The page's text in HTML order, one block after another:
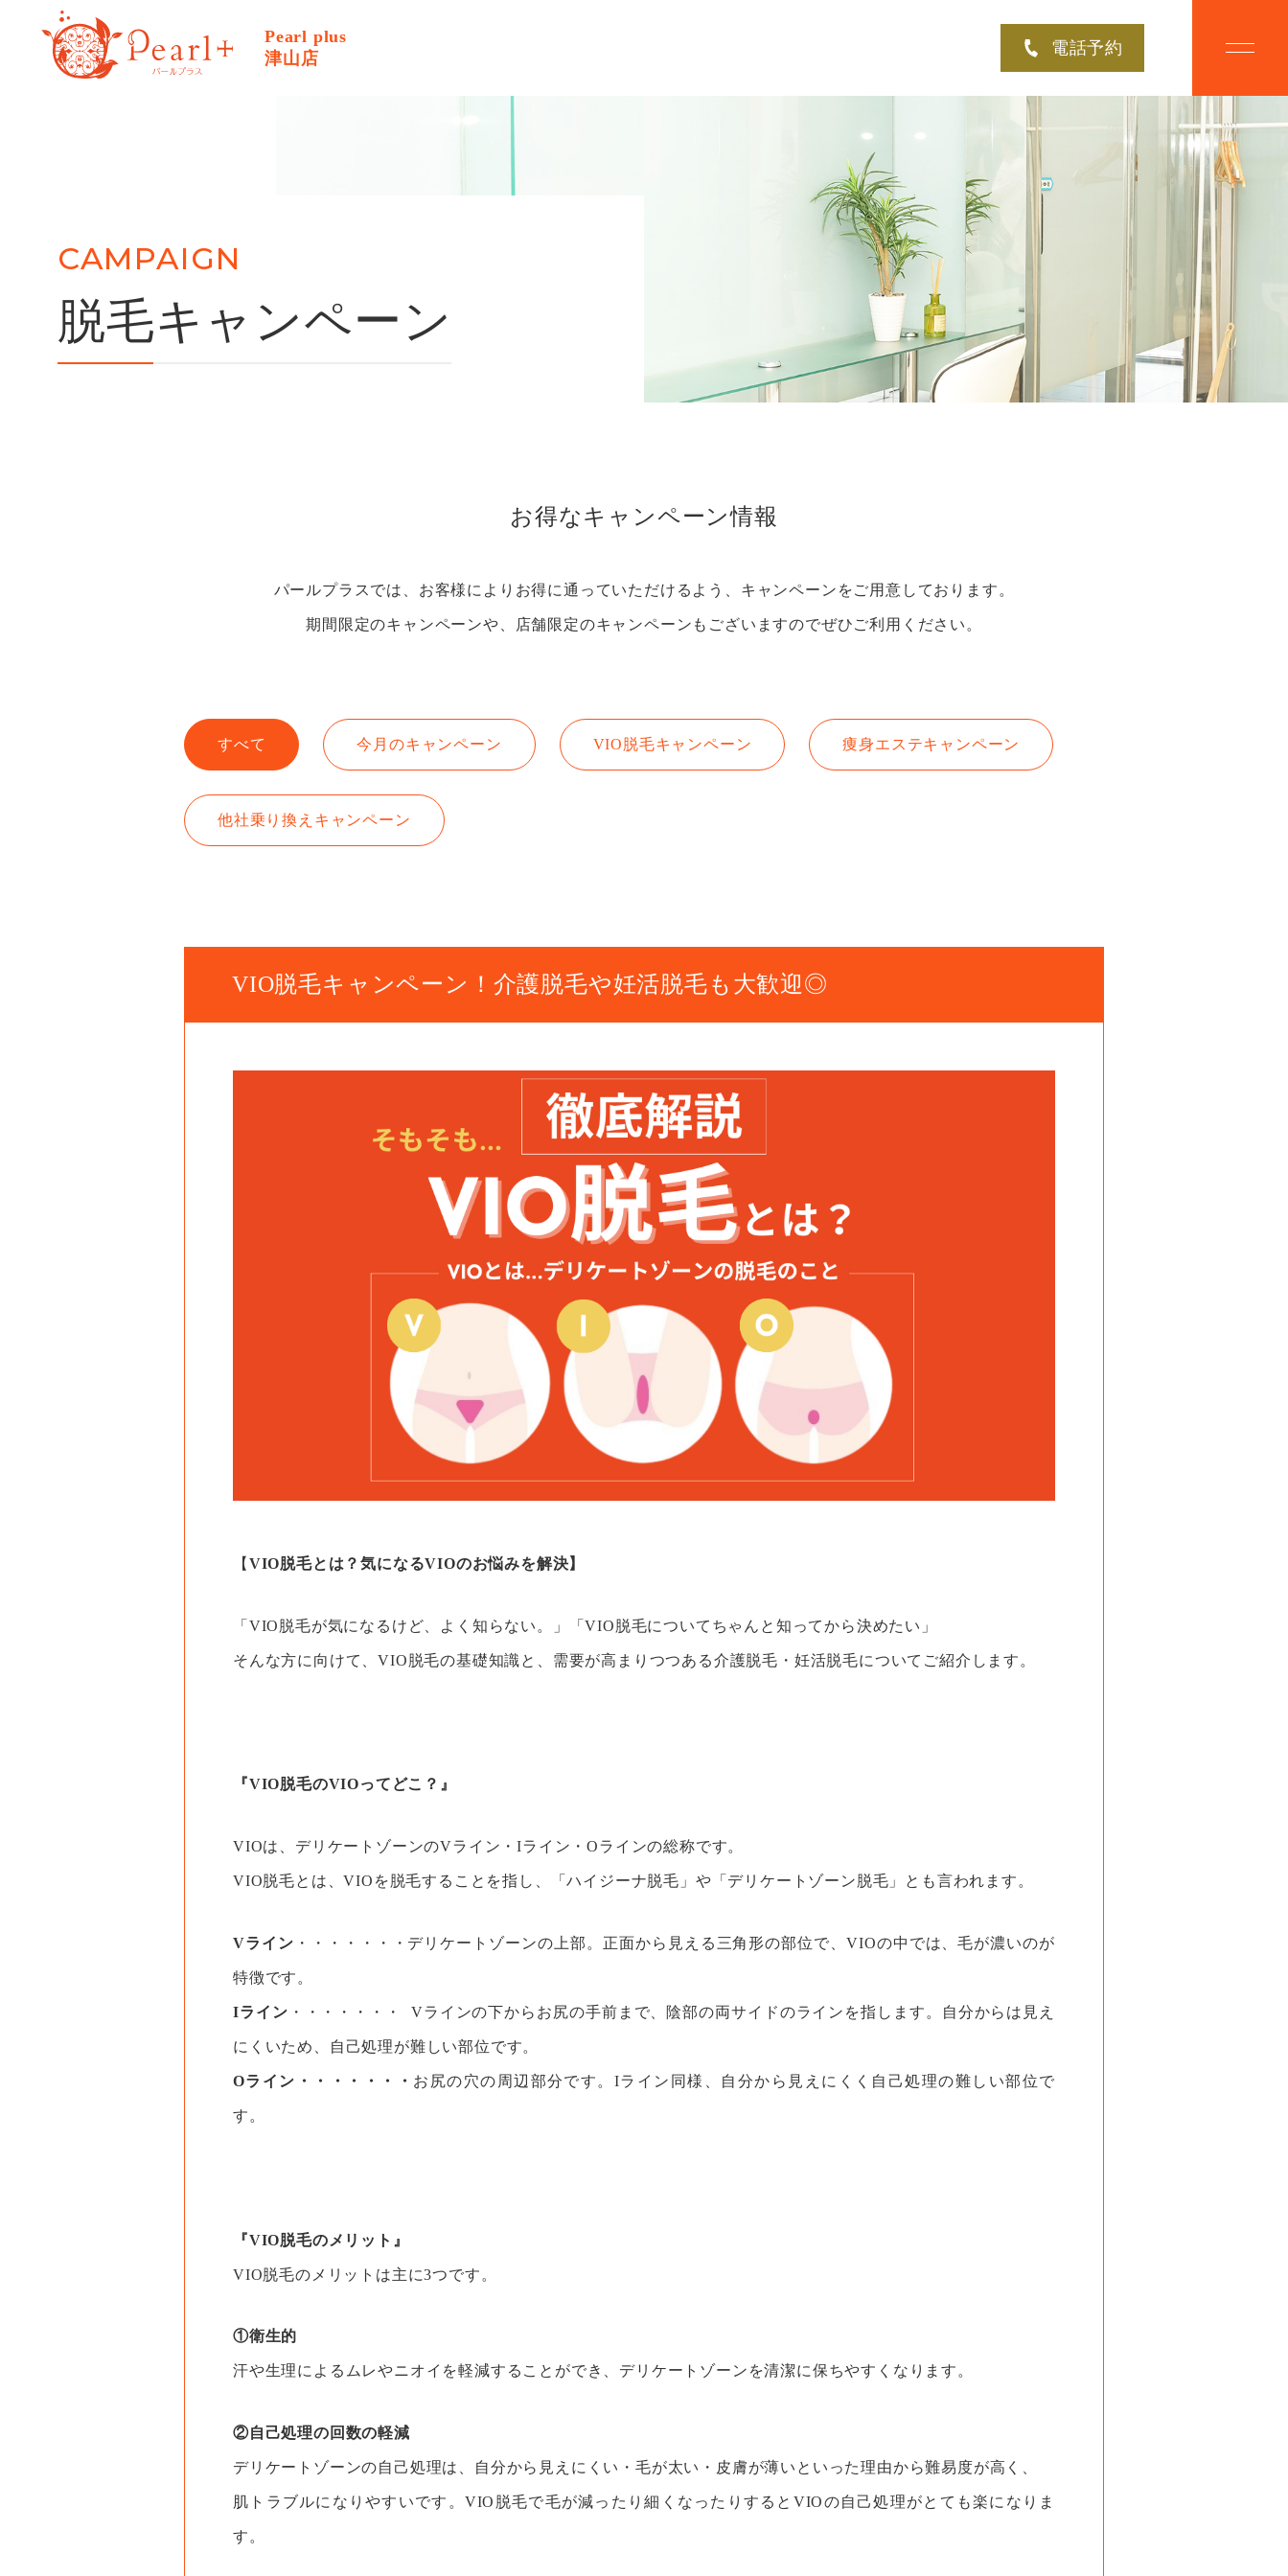
Pearl plus
津山店
電話予約
ABOUT
パールプラスにつ
いて
CAMPAIGN
脱毛キャンペーン
VOICE
お客様の声
MENU
美肌脱毛メニュー
FLOW NEWS
CAMPAIGN
脱毛キャンペーン
お得なキャンペーン情報
パールプラスでは、 お客様によりお得に通っていただけるよう、 キャンペーンをご用意しております。
期間限定のキャンペーンや、 店舗限定のキャンペーンもございますのでぜひご利用ください。
すべて 今月のキャンペーン VIO脱毛キャンペーン 痩身エステキャンペーン
他社乗り換えキャンペーン
VIO脱毛キャンペーン！介護脱毛や妊活脱毛も大歓迎◎
【 VIO脱毛とは？気になるVIOのお悩みを解決】
「VIO脱毛が気になるけど、よく知らない。」「VIO脱毛についてちゃんと知ってから決めたい」
そんな方に向けて、VIO脱毛の基礎知識と、需要が高まりつつある介護脱毛・妊活脱毛についてご紹介します。
『VIO脱毛のVIOってどこ？』
VIOは、デリケートゾーンのVライン・Iライン・Oラインの総称です。
VIO脱毛とは、VIOを脱毛することを指し、「ハイジーナ脱毛」や「デリケートゾーン脱毛」とも言われます。
Vライン ・・・・・・・デリケートゾーンの上部。正面から見える三角形の部位で、VIOの中では、毛が濃いのが
特徴です。
Iライン ・・・・・・・ Vラインの下からお尻の手前まで、陰部の両サイドのラインを指します。自分からは見え
にくいため、自己処理が難しい部位です。
Oライン・・・・・・・ お尻の穴の周辺部分です。Iライン同様、自分から見えにくく自己処理の難しい部位で
す。
『VIO脱毛のメリット』
VIO脱毛のメリットは主に3つです。
①衛生的
汗や生理によるムレやニオイを軽減することができ、デリケートゾーンを清潔に保ちやすくなります。
②自己処理の回数の軽減
デリケートゾーンの自己処理は、自分から見えにくい・毛が太い・皮膚が薄いといった理由から難易度が高く、
肌トラブルになりやすいです。VIO脱毛で毛が減ったり細くなったりするとVIOの自己処理がとても楽になりま
す。